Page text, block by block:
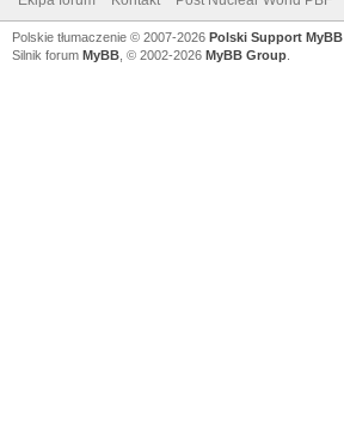
Polskie tłumaczenie © 2007-2026 Polski Support MyBB
Silnik forum MyBB , © 2002-2026 MyBB Group